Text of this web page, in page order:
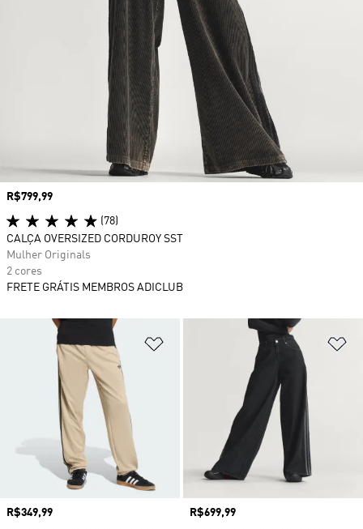
Adicionar à Lista de Desejos
Preço
R$349,99
Preço
R$699,99
Preço
R$799,99
(78)
CALÇA OVERSIZED CORDUROY SST
Mulher Originals
2 cores
FRETE GRÁTIS MEMBROS ADICLUB